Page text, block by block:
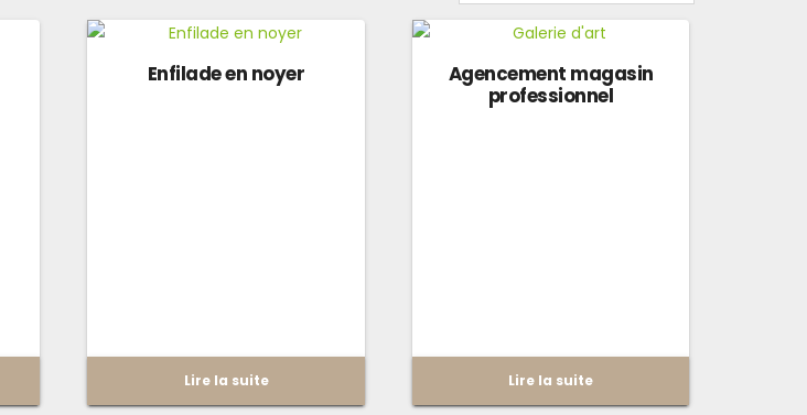
Enfilade en noyer
Lire la suite
Agencement magasin
professionnel
Lire la suite